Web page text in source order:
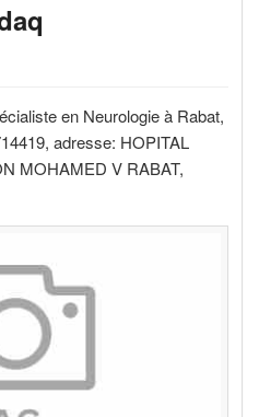
en Neurologie à Rabat,
adresse: HOPITAL
MOHAMED V RABAT,